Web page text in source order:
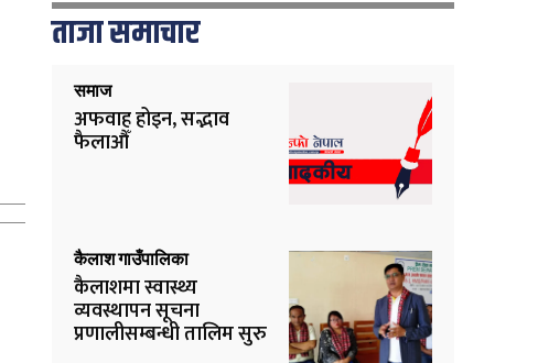
ताजा समाचार
समाज
अफवाह होइन, सद्भाव
फैलाऔँ
कैलाश गाउँपालिका
कैलाशमा स्वास्थ्य
व्यवस्थापन सूचना
प्रणालीसम्बन्धी तालिम सुरु